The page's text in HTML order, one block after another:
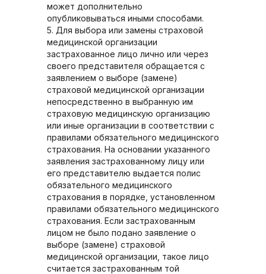
может дополнительно
опубликовываться иными способами.
5. Для выбора или замены страховой
медицинской организации
застрахованное лицо лично или через
своего представителя обращается с
заявлением о выборе (замене)
страховой медицинской организации
непосредственно в выбранную им
страховую медицинскую организацию
или иные организации в соответствии с
правилами обязательного медицинского
страхования. На основании указанного
заявления застрахованному лицу или
его представителю выдается полис
обязательного медицинского
страхования в порядке, установленном
правилами обязательного медицинского
страхования. Если застрахованным
лицом не было подано заявление о
выборе (замене) страховой
медицинской организации, такое лицо
считается застрахованным той